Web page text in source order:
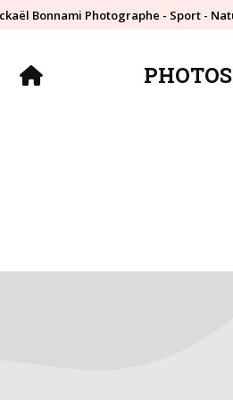
Bonnami Photographe - Sport -
PHOTOS